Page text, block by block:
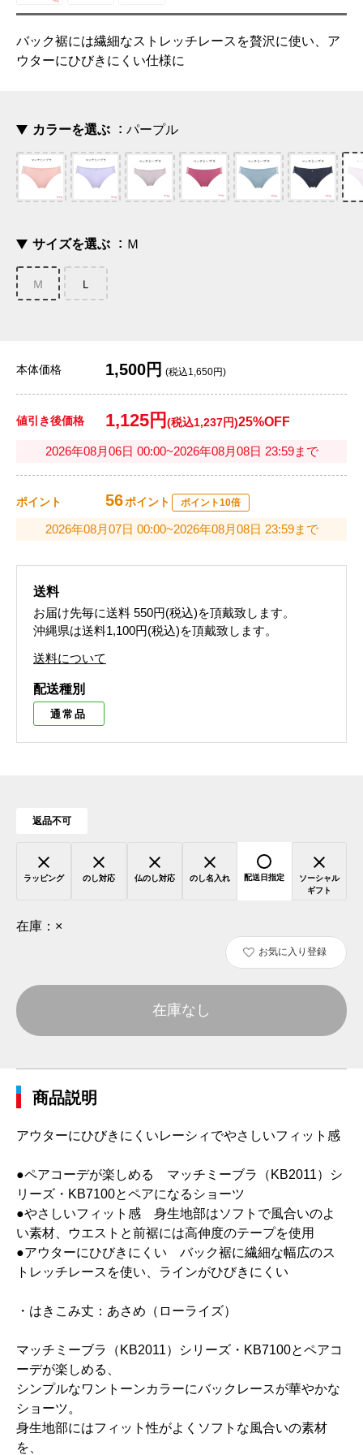
バック裾には繊細なストレッチレースを贅沢に使い、ア
ウターにひびきにくい仕様に
カラーを選ぶ パープル
サイズを選ぶ Ｍ
Ｍ Ｌ
本体価格 1,500円 (税込1,650円)
値引き後価格 1,125円 (税込1,237円)25%OFF
2026年08月06日 00:00~2026年08月08日 23:59まで
ポイント 56ポイント ポイント10倍
2026年08月07日 00:00~2026年08月08日 23:59まで
送料
お届け先毎に送料 550円(税込)を頂戴致します。
沖縄県は送料1,100円(税込)を頂戴致します。
送料について
配送種別
通常品
返品不可
ラッピング のし対応 仏のし対応 のし名入れ 配送日指定
ソーシャル
ギフト
在庫： ×
お気に入り登録
在庫なし
商品説明
アウターにひびきにくいレーシィでやさしいフィット感
●ペアコーデが楽しめる マッチミーブラ（KB2011）シ
リーズ・KB7100とペアになるショーツ
●やさしいフィット感 身生地部はソフトで風合いのよ
い素材、ウエストと前裾には高伸度のテープを使用
●アウターにひびきにくい バック裾に繊細な幅広のス
トレッチレースを使い、ラインがひびきにくい
・はきこみ丈：あさめ（ローライズ）
マッチミーブラ（KB2011）シリーズ・KB7100とペアコ
ーデが楽しめる、
シンプルなワントーンカラーにバックレースが華やかな
ショーツ。
身生地部にはフィット性がよくソフトな風合いの素材
を、